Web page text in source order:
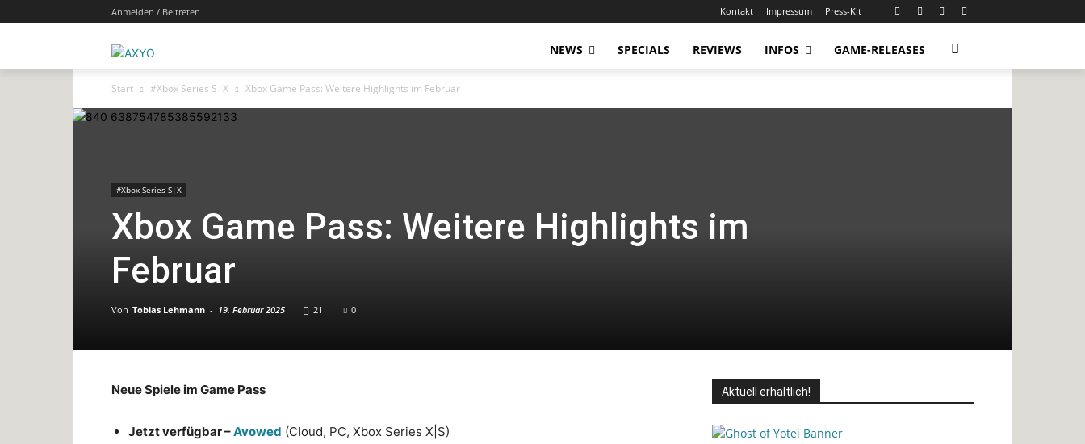
Anmelden / Beitreten Kontakt Impressum Press-Kit
NEWS SPECIALS REVIEWS INFOS GAME-RELEASES
Start #Xbox Series S|X Xbox Game Pass: Weitere Highlights im Februar
#Xbox Series S|X
Xbox Game Pass: Weitere Highlights im
Februar
Von Tobias Lehmann - 19. Februar 2025 21 0
Neue Spiele im Game Pass
Jetzt verfügbar –Avowed (Cloud, PC, Xbox Series X|S)
Aktuell erhältlich!